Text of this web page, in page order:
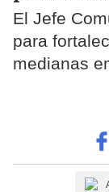
El Jefe
para
medianas